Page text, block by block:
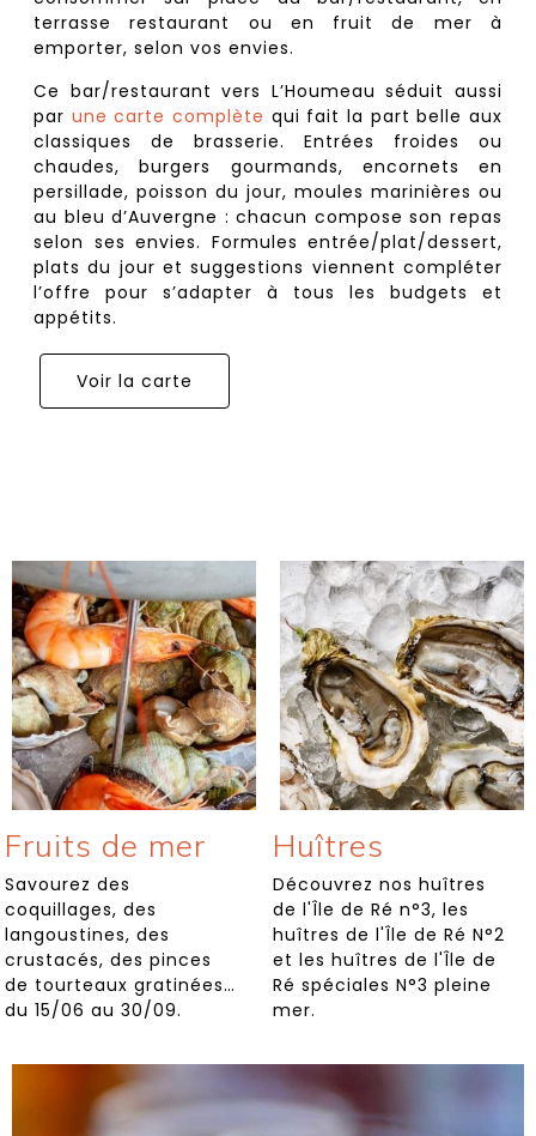
terrasse restaurant ou en fruit de mer à
emporter, selon vos envies.
Ce bar/restaurant vers L’Houmeau séduit aussi
par une carte complète qui fait la part belle aux
classiques de brasserie. Entrées froides ou
chaudes, burgers gourmands, encornets en
persillade, poisson du jour, moules marinières ou
au bleu d’Auvergne : chacun compose son repas
selon ses envies. Formules entrée/plat/dessert,
plats du jour et suggestions viennent compléter
l’offre pour s’adapter à tous les budgets et
appétits.
Voir la carte
Fruits de mer
Savourez des
coquillages, des
langoustines, des
crustacés, des pinces
de tourteaux gratinées…
du 15/06 au 30/09.
Huîtres
Découvrez nos huîtres
de l'Île de Ré n°3, les
huîtres de l'Île de Ré N°2
et les huîtres de l'Île de
Ré spéciales N°3 pleine
mer.